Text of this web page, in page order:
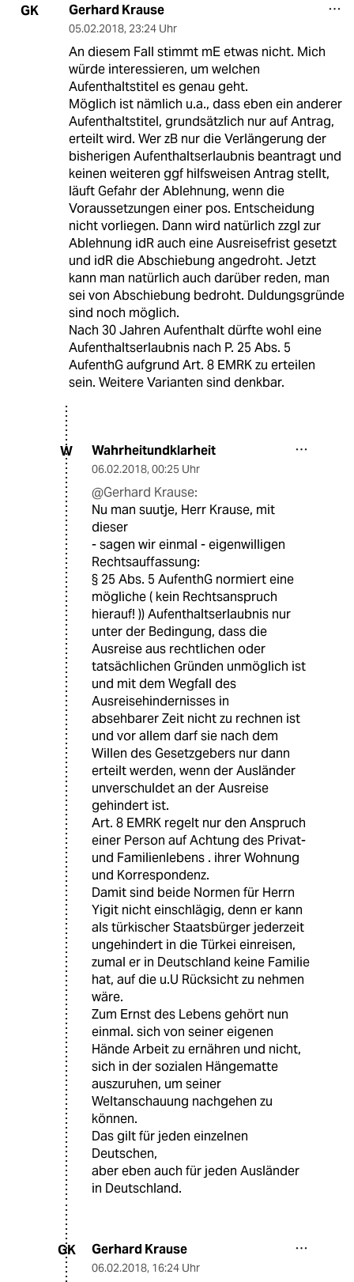
GK Gerhard Krause
05.02.2018, 23:24 Uhr
An diesem Fall stimmt mE etwas nicht. Mich
würde interessieren, um welchen
Aufenthaltstitel es genau geht.
Möglich ist nämlich u.a., dass eben ein anderer
Aufenthaltstitel, grundsätzlich nur auf Antrag,
erteilt wird. Wer zB nur die Verlängerung der
bisherigen Aufenthaltserlaubnis beantragt und
keinen weiteren ggf hilfsweisen Antrag stellt,
läuft Gefahr der Ablehnung, wenn die
Voraussetzungen einer pos. Entscheidung
nicht vorliegen. Dann wird natürlich zzgl zur
Ablehnung idR auch eine Ausreisefrist gesetzt
und idR die Abschiebung angedroht. Jetzt
kann man natürlich auch darüber reden, man
sei von Abschiebung bedroht. Duldungsgründe
sind noch möglich.
Nach 30 Jahren Aufenthalt dürfte wohl eine
Aufenthaltserlaubnis nach P. 25 Abs. 5
AufenthG aufgrund Art. 8 EMRK zu erteilen
sein. Weitere Varianten sind denkbar.
W Wahrheitundklarheit
06.02.2018, 00:25 Uhr
@Gerhard Krause:
Nu man suutje, Herr Krause, mit
dieser
- sagen wir einmal - eigenwilligen
Rechtsauffassung:
§ 25 Abs. 5 AufenthG normiert eine
mögliche ( kein Rechtsanspruch
hierauf! )) Aufenthaltserlaubnis nur
unter der Bedingung, dass die
Ausreise aus rechtlichen oder
tatsächlichen Gründen unmöglich ist
und mit dem Wegfall des
Ausreisehindernisses in
absehbarer Zeit nicht zu rechnen ist
und vor allem darf sie nach dem
Willen des Gesetzgebers nur dann
erteilt werden, wenn der Ausländer
unverschuldet an der Ausreise
gehindert ist.
Art. 8 EMRK regelt nur den Anspruch
einer Person auf Achtung des Privat-
und Familienlebens . ihrer Wohnung
und Korrespondenz.
Damit sind beide Normen für Herrn
Yigit nicht einschlägig, denn er kann
als türkischer Staatsbürger jederzeit
ungehindert in die Türkei einreisen,
zumal er in Deutschland keine Familie
hat, auf die u.U Rücksicht zu nehmen
wäre.
Zum Ernst des Lebens gehört nun
einmal. sich von seiner eigenen
Hände Arbeit zu ernähren und nicht,
sich in der sozialen Hängematte
auszuruhen, um seiner
Weltanschauung nachgehen zu
können.
Das gilt für jeden einzelnen
Deutschen,
aber eben auch für jeden Ausländer
in Deutschland.
GK Gerhard Krause
06.02.2018, 16:24 Uhr